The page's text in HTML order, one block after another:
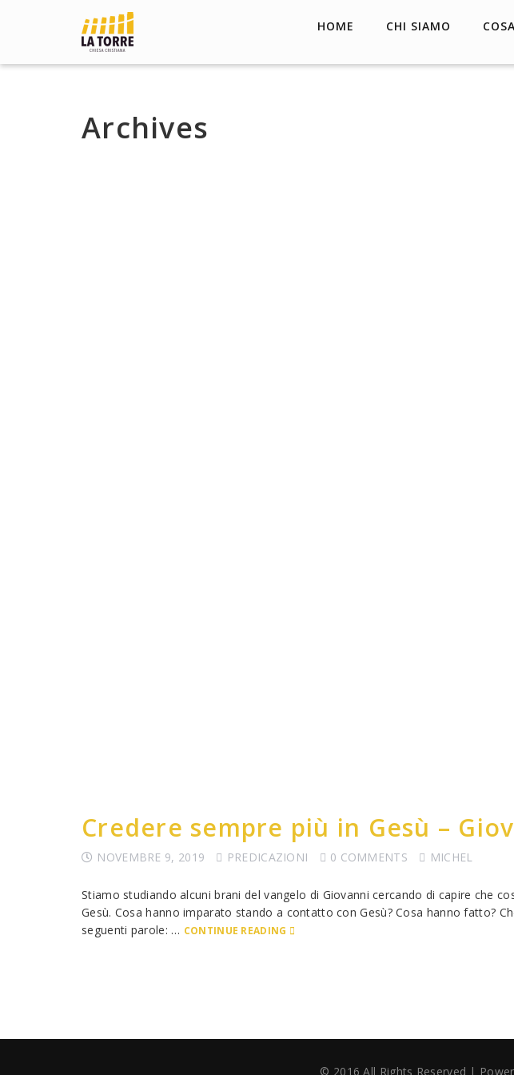
HOME CHI SIAMO
Archives
Credere sempre più in Gesù –
NOVEMBRE 9, 2019 PREDICAZIONI 0 COMMENTS MICHEL
Stiamo studiando alcuni brani del vangelo di Giovanni cercando di capire che
Gesù. Cosa hanno imparato stando a contatto con Gesù? Cosa hanno fatto?
seguenti parole: … CONTINUE READING
© 2016 All Rights Reserved |